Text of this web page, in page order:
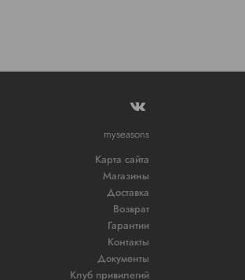
myseasons
Карта сайта
Магазины
Доставка
Возврат
Гарантии
Контакты
Документы
Клуб привилегий